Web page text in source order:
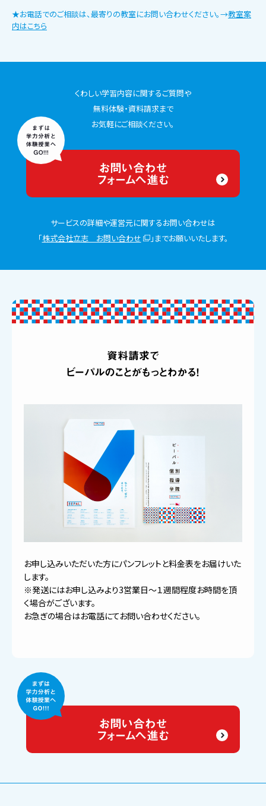
★お電話でのご相談は、最寄りの教室にお問い合わせください。→教室案
内はこちら
くわしい学習内容に関するご質問や
無料体験・資料請求まで
お気軽にご相談ください。
お問い合わせ
フォームへ進む
サービスの詳細や運営元に関するお問い合わせは
「株式会社立志 お問い合わせ 」までお願いいたします。
資料請求で
ビーパルのことがもっとわかる！
お申し込みいただいた方にパンフレットと料金表をお届けいた
します。
※発送にはお申し込みより3営業日〜１週間程度お時間を頂
く場合がございます。
お急ぎの場合はお電話にてお問い合わせください。
お問い合わせ
フォームへ進む